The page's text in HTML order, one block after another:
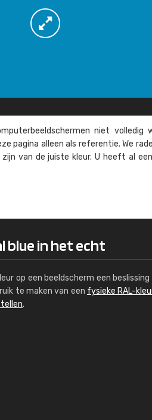
niet volledig
pagina alleen als referentie. We
van de juiste kleur. U heeft al
blue in het echt
op een beeldscherm een
te maken van een fysieke RAL-
.
Kambier